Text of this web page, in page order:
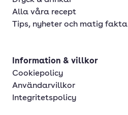
Alla våra recept
Tips, nyheter och matig fakta
Information & villkor
Cookiepolicy
Användarvillkor
Integritetspolicy